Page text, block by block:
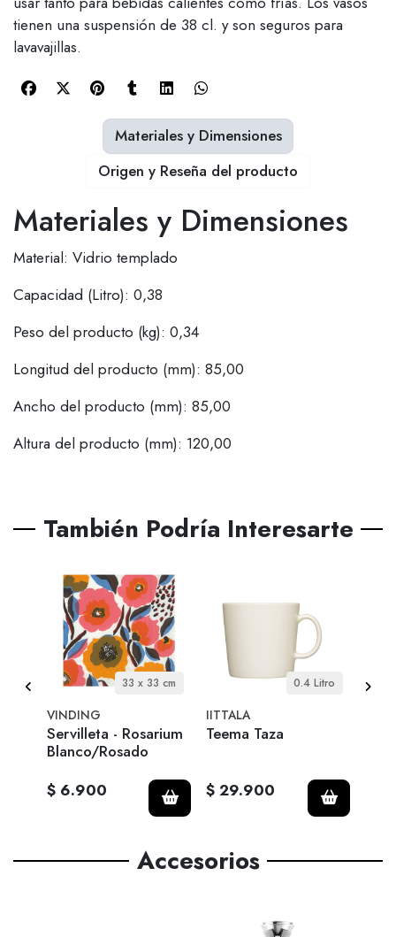
tienen una suspensión de 38 cl. y son seguros para
lavavajillas.
Materiales y Dimensiones
Material: Vidrio templado
Capacidad (Litro): 0,38
Peso del producto (kg): 0,34
Longitud del producto (mm): 85,00
Ancho del producto (mm): 85,00
Altura del producto (mm): 120,00
Materiales y Dimensiones
Origen y Reseña del producto
También Podría Interesarte
33 x 33 cm
VINDING
Servilleta - Rosarium
Blanco/Rosado
$ 6.900
0.4 Litro
IITTALA
Teema Taza
$ 29.900
Accesorios